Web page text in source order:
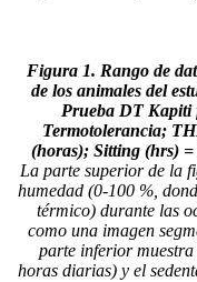
Figura 1. Rango de
de los animales del
Prueba DT Kapiti
Termotolerancia;
(horas); Sitting (hrs)
La parte superior de la
humedad (0-100 %,
térmico) durante las
como una imagen
parte inferior muestra
horas diarias) y el